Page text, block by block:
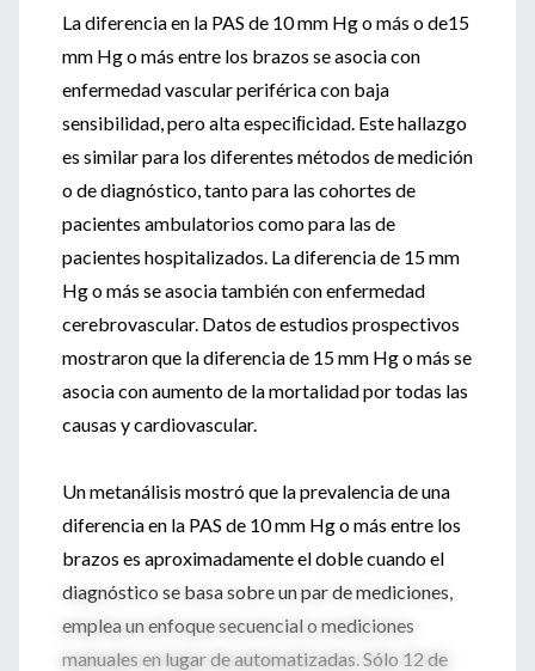
La diferencia en la PAS de 10 mm Hg o más o de15
mm Hg o más entre los brazos se asocia con
enfermedad vascular periférica con baja
sensibilidad, pero alta especiﬁcidad. Este hallazgo
es similar para los diferentes métodos de medición
o de diagnóstico, tanto para las cohortes de
pacientes ambulatorios como para las de
pacientes hospitalizados. La diferencia de 15 mm
Hg o más se asocia también con enfermedad
cerebrovascular. Datos de estudios prospectivos
mostraron que la diferencia de 15 mm Hg o más se
asocia con aumento de la mortalidad por todas las
causas y cardiovascular.
Un metanálisis mostró que la prevalencia de una
diferencia en la PAS de 10 mm Hg o más entre los
brazos es aproximadamente el doble cuando el
diagnóstico se basa sobre un par de mediciones,
emplea un enfoque secuencial o mediciones
manuales en lugar de automatizadas. Sólo 12 de